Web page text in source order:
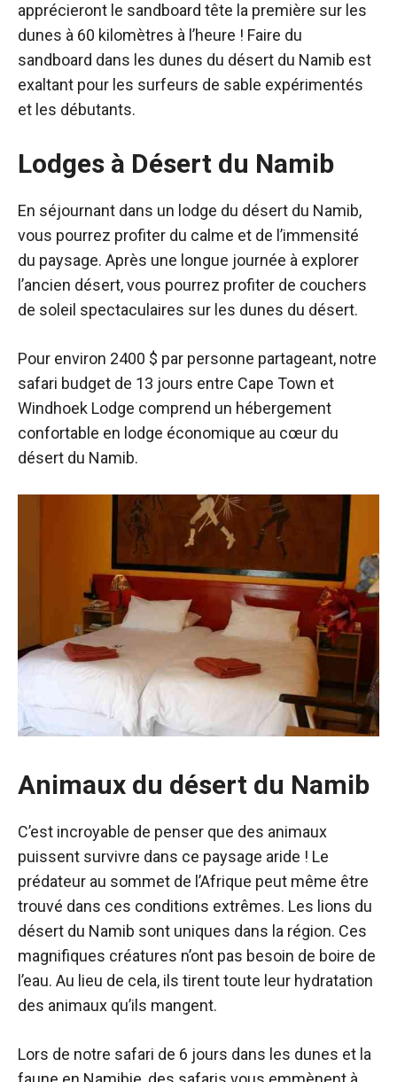
apprécieront le sandboard tête la première sur les
dunes à 60 kilomètres à l’heure ! Faire du
sandboard dans les dunes du désert du Namib est
exaltant pour les surfeurs de sable expérimentés
et les débutants.
Lodges à Désert du Namib
En séjournant dans un lodge du désert du Namib,
vous pourrez profiter du calme et de l’immensité
du paysage. Après une longue journée à explorer
l’ancien désert, vous pourrez profiter de couchers
de soleil spectaculaires sur les dunes du désert.
Pour environ 2400 $ par personne partageant, notre
safari budget de 13 jours entre Cape Town et
Windhoek Lodge comprend un hébergement
confortable en lodge économique au cœur du
désert du Namib.
Animaux du désert du Namib
C’est incroyable de penser que des animaux
puissent survivre dans ce paysage aride ! Le
prédateur au sommet de l’Afrique peut même être
trouvé dans ces conditions extrêmes. Les lions du
désert du Namib sont uniques dans la région. Ces
magnifiques créatures n’ont pas besoin de boire de
l’eau. Au lieu de cela, ils tirent toute leur hydratation
des animaux qu’ils mangent.
Lors de notre safari de 6 jours dans les dunes et la